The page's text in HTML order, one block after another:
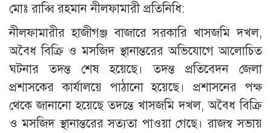
মোঃ রাব্বি রহমান নীলফামারী প্রতিনিধি:
নীলফামারীর হাজীগঞ্জ বাজারে সরকারি খাসজমি দখল,
অবৈধ বিক্রি ও মসজিদ স্থানান্তরের অভিযোগে আলোচিত
ঘটনার তদন্ত শেষ হয়েছে। তদন্ত প্রতিবেদন জেলা
প্রশাসকের কার্যালয়ে পাঠানো হয়েছে। প্রশাসনের পক্ষ
থেকে জানানো হয়েছে তদন্তে খাসজমি দখল, অবৈধ বিক্রি
ও মসজিদ স্থানান্তরের সত্যতা পাওয়া গেছে। রাজস্ব সভায়